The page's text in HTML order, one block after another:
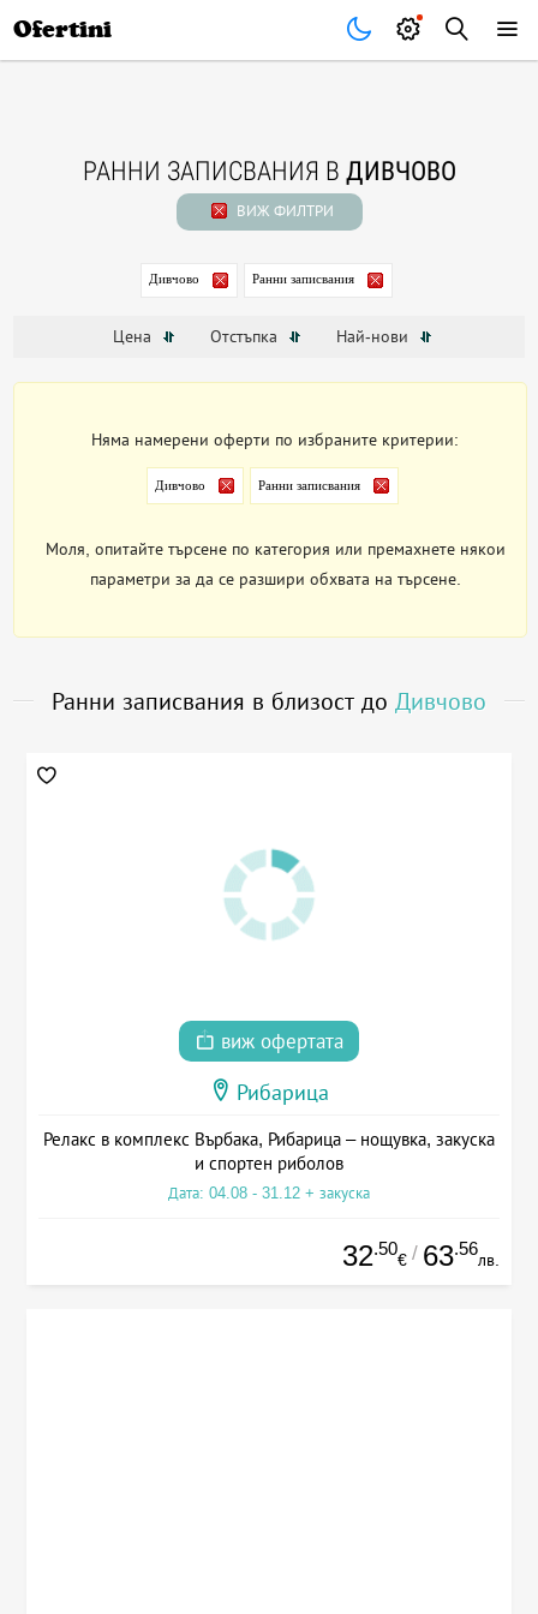
Ofertini
РАННИ ЗАПИСВАНИЯ В ДИВЧОВО
ВИЖ ФИЛТРИ
Дивчово Ранни записвания
Цена Отстъпка Най-нови
Няма намерени оферти по избраните критерии:
Дивчово Ранни записвания
Моля, опитайте търсене по категория или премахнете някои
параметри за да се разшири обхвата на търсене.
Ранни записвания в близост до Дивчово
виж офертата
Рибарица
Релакс в комплекс Върбака, Рибарица – нощувка, закуска
и спортен риболов
Дата: 04.08 - 31.12 + закуска
32.50
€ / 63.56
лв.